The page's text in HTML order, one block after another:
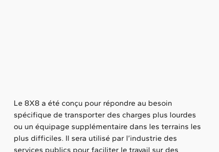
Le 8X8 a été conçu pour répondre au besoin
spécifique de transporter des charges plus lourdes
ou un équipage supplémentaire dans les terrains les
plus difficiles. Il sera utilisé par l’industrie des
services publics pour faciliter le travail sur des